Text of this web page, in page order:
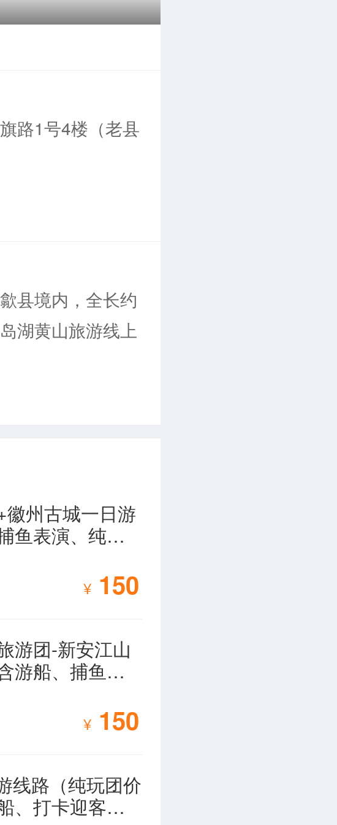
路1号4楼（老县
县境内，全长约
黄山旅游线上
的母亲河。曾是
。新安江山水
中茶、低山果、
墙黛瓦的古村
乡村，构成一幅
蜜桔”、九砂古
川岛、凤凰岛及
枇杷、柑橘、茶
连忘返。世界旅
大学旅游规划
州古城一日游
鱼表演、纯玩
¥ 150
游团-新安江山
游船、捕鱼表
¥ 150
线路（纯玩团价
、打卡迎客